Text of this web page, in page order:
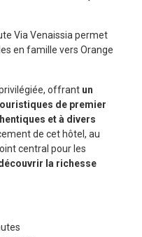
Via Venaissia permet
en famille vers Orange
offrant un
de premier
et à divers
de cet hôtel, au
central pour les
la richesse